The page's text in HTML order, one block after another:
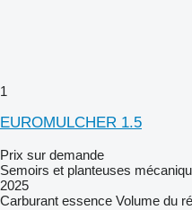
1
EUROMULCHER 1.5
Prix sur demande
Semoirs et planteuses
2025
Carburant essence Volume du